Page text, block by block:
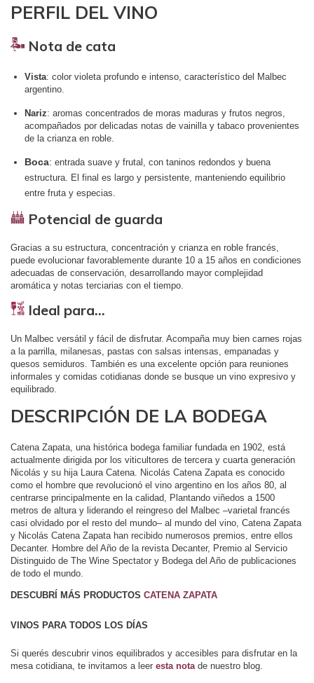
PERFIL DEL VINO
Nota de cata
Vista: color violeta profundo e intenso, característico del Malbec
argentino.
Nariz: aromas concentrados de moras maduras y frutos negros,
acompañados por delicadas notas de vainilla y tabaco provenientes
de la crianza en roble.
Boca: entrada suave y frutal, con taninos redondos y buena
estructura. El final es largo y persistente, manteniendo equilibrio
entre fruta y especias.
Potencial de guarda
Gracias a su estructura, concentración y crianza en roble francés,
puede evolucionar favorablemente durante 10 a 15 años en condiciones
adecuadas de conservación, desarrollando mayor complejidad
aromática y notas terciarias con el tiempo.
Ideal para…
Un Malbec versátil y fácil de disfrutar. Acompaña muy bien carnes rojas
a la parrilla, milanesas, pastas con salsas intensas, empanadas y
quesos semiduros. También es una excelente opción para reuniones
informales y comidas cotidianas donde se busque un vino expresivo y
equilibrado.
DESCRIPCIÓN DE LA BODEGA
Catena Zapata, una histórica bodega familiar fundada en 1902, está
actualmente dirigida por los viticultores de tercera y cuarta generación
Nicolás y su hija Laura Catena. Nicolás Catena Zapata es conocido
como el hombre que revolucionó el vino argentino en los años 80, al
centrarse principalmente en la calidad, Plantando viñedos a 1500
metros de altura y liderando el reingreso del Malbec –varietal francés
casi olvidado por el resto del mundo– al mundo del vino, Catena Zapata
y Nicolás Catena Zapata han recibido numerosos premios, entre ellos
Decanter. Hombre del Año de la revista Decanter, Premio al Servicio
Distinguido de The Wine Spectator y Bodega del Año de publicaciones
de todo el mundo.
DESCUBRÍ MÁS PRODUCTOS CATENA ZAPATA
VINOS PARA TODOS LOS DÍAS
Si querés descubrir vinos equilibrados y accesibles para disfrutar en la
mesa cotidiana, te invitamos a leer esta nota de nuestro blog.